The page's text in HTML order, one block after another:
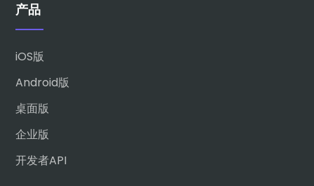
产品
iOS版
Android版
桌面版
企业版
开发者API